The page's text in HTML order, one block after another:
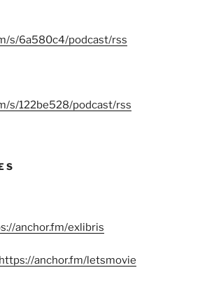
s/6a580c4/podcast/rss
s/122be528/podcast/rss
anchor.fm/exlibris
https://anchor.fm/letsmovie